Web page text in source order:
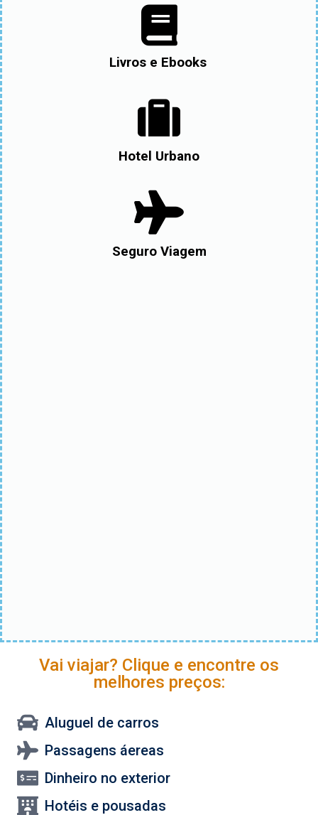
Livros e Ebooks
Hotel Urbano
Seguro Viagem
Vai viajar? Clique e encontre os
melhores preços:
Aluguel de carros
Passagens áereas
Dinheiro no exterior
Hotéis e pousadas